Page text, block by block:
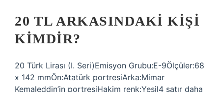
20 TL ARKASINDAKI KIŞI
KIMDIR?
20 Türk Lirası (I. Seri)Emisyon Grubu:E-9Ölçüler:68
x 142 mmÖn:Atatürk portresiArka:Mimar
Kemaleddin’in portresiHakim renk:Yeşil4 satır daha